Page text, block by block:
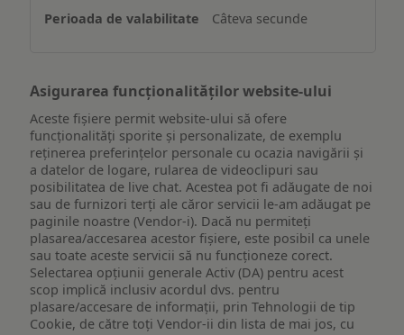
dispozitiv
Câteva secunde
Asigurarea funcționalităților website-ului
Aceste fișiere permit website-ului să ofere
funcționalități sporite și personalizate, de exemplu
reţinerea preferinţelor personale cu ocazia navigării și
a datelor de logare, rularea de videoclipuri sau
posibilitatea de live chat. Acestea pot fi adăugate de noi
sau de furnizori terți ale căror servicii le-am adăugat pe
paginile noastre (Vendor-i). Dacă nu permiteți
plasarea/accesarea acestor fișiere, este posibil ca unele
sau toate aceste servicii să nu funcționeze corect.
Selectarea opțiunii generale Activ (DA) pentru acest
scop implică inclusiv acordul dvs. pentru
plasare/accesare de informații, prin Tehnologii de tip
Cookie, de către toți Vendor-ii din lista de mai jos, cu